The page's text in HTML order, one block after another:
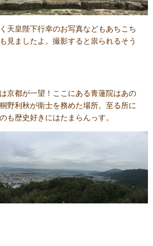
天皇陛下行幸のお写真などもあちこち
見ましたよ。撮影すると祟られるそう
京都が一望！ここにある青蓮院はあの
野利秋が衛士を務めた場所。至る所に
も歴史好きにはたまらんっす。